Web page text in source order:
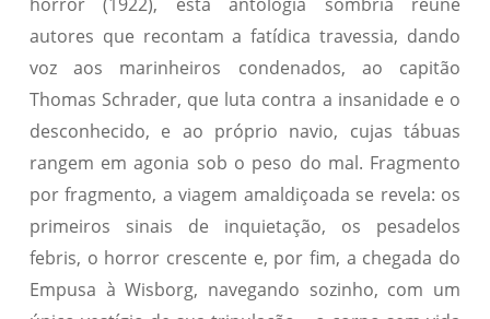
autores que recontam a fatídica travessia, dando
voz aos marinheiros condenados, ao capitão
Thomas Schrader, que luta contra a insanidade e o
desconhecido, e ao próprio navio, cujas tábuas
rangem em agonia sob o peso do mal. Fragmento
por fragmento, a viagem amaldiçoada se revela: os
primeiros sinais de inquietação, os pesadelos
febris, o horror crescente e, por fim, a chegada do
Empusa à Wisborg, navegando sozinho, com um